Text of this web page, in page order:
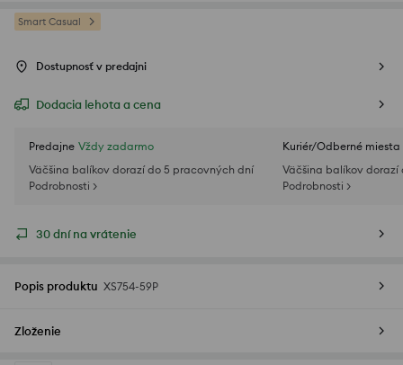
Smart Casual
Dostupnosť v predajni
Dodacia lehota a cena
Predajne Vždy zadarmo
Väčšina balíkov dorazí do 5 pracovných dní
Podrobnosti >
Kuriér/Odberné miesta
Väčšina balíkov
Podrobnosti >
30 dní na vrátenie
Popis produktu XS754-59P
Zloženie